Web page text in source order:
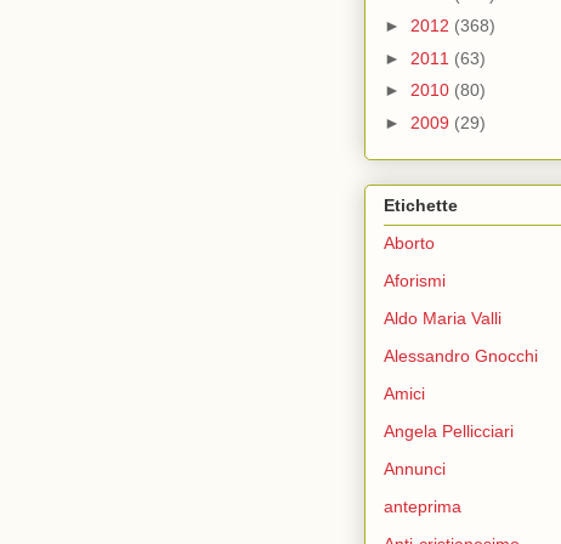
► 2012 (368)
► 2011 (63)
► 2010 (80)
► 2009 (29)
Etichette
Aborto
Aforismi
Aldo Maria Valli
Alessandro Gnocchi
Amici
Angela Pellicciari
Annunci
anteprima